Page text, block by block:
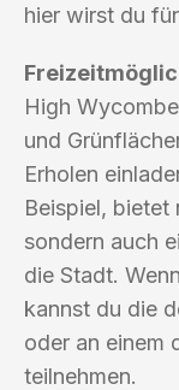
hier wirst du
High
und
Erholen
Beispiel, bietet
sondern auch
die Stadt.
kannst du die
oder an einem
teilnehmen.